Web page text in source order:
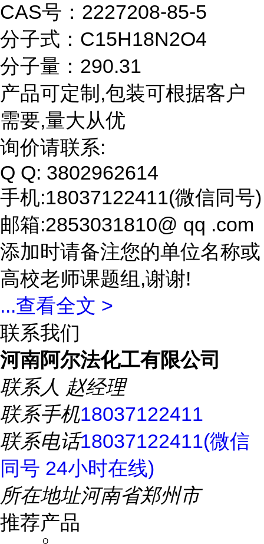
CAS号：2227208-85-5
分子式：C15H18N2O4
分子量：290.31
产品可定制,包装可根据客户
需要,量大从优
询价请联系:
Q Q: 3802962614
手机:18037122411(微信同号)
邮箱:2853031810@ qq .com
添加时请备注您的单位名称或
高校老师课题组,谢谢!
...查看全文 >
联系我们
河南阿尔法化工有限公司
联系人 赵经理
联系手机18037122411
联系电话18037122411(微信
同号 24小时在线)
所在地址河南省郑州市
推荐产品